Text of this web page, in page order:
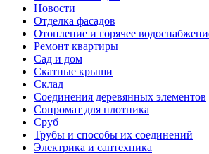
Новости
Отделка фасадов
Отопление и горячее
Ремонт квартиры
Сад и дом
Скатные крыши
Склад
Соединения деревянных элементов
Сопромат для плотника
Сруб
Трубы и способы их соединений
Электрика и сантехника